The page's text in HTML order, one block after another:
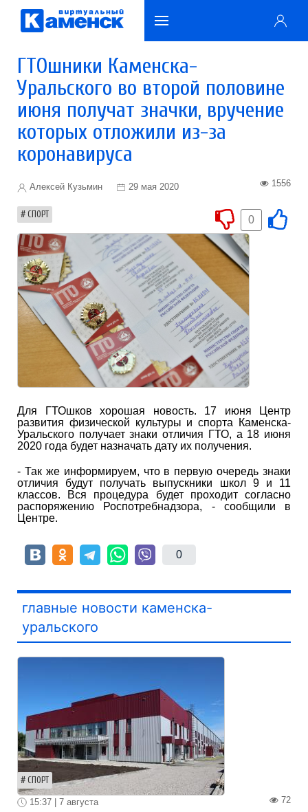
ГТОшники Каменска-
Уральского во второй половине
июня получат значки, вручение
которых отложили из-за
коронавируса
Алексей Кузьмин 29 мая 2020 1556
СПОРТ 0
Для ГТОшков хорошая новость. 17 июня Центр
развития физической культуры и спорта Каменска-
Уральского получает знаки отличия ГТО, а 18 июня
2020 года будет назначать дату их получения.
- Так же информируем, что в первую очередь знаки
отличия будут получать выпускники школ 9 и 11
классов. Вся процедура будет проходит согласно
распоряжению Роспотребнадзора, - сообщили в
Центре.
0
главные новости каменска-
уральского
СПОРТ
72
15:37 | 7 августа